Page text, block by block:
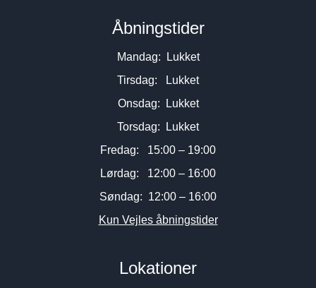
Åbningstider
Mandag: Lukket
Tirsdag: Lukket
Onsdag: Lukket
Torsdag: Lukket
Fredag: 15:00 – 19:00
Lørdag: 12:00 – 16:00
Søndag: 12:00 – 16:00
Kun Vejles åbningstider
Lokationer